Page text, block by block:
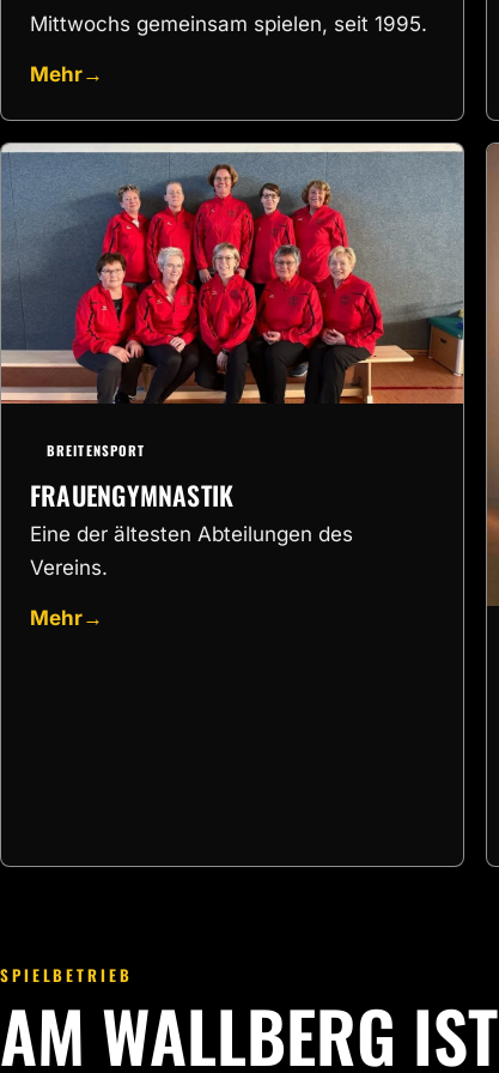
Mittwochs gemeinsam spielen, seit 1995.
Mehr→
BREITENSPORT
FRAUENGYMNASTIK
Eine der ältesten Abteilungen des
Vereins.
Mehr→
SPIELBETRIEB
AM WALLBERG IST